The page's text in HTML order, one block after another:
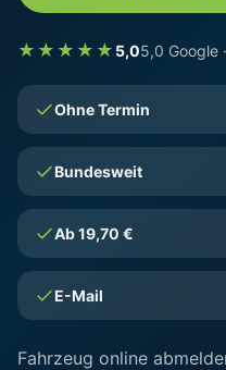
★★★★★ 5,05,0 Google
Ohne Termin
Bundesweit
Ab 19,70 €
E-Mail
Fahrzeug online